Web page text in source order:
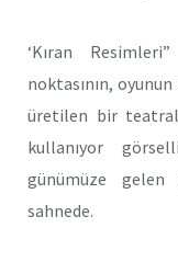
‘Kıran
noktasının,
üretilen bir teatral
kullanıyor
günümüze gelen
sahnede.